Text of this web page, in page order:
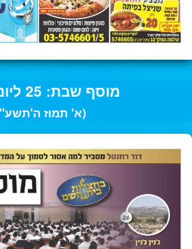
מוסף שבת: 25 ליוני 2017
(א' תמוז ה'תשע"ז)